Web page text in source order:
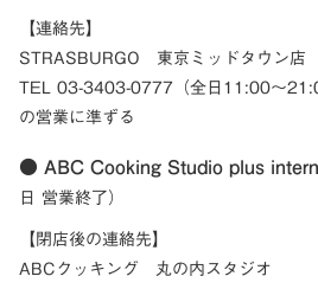
【連絡先】
STRASBURGO 東京ミッドタウン店
TEL 03-3403-0777（全日11:00～
の営業に準ずる
● ABC Cooking Studio plus
日 営業終了）
【閉店後の連絡先】
ABCクッキング 丸の内スタジオ